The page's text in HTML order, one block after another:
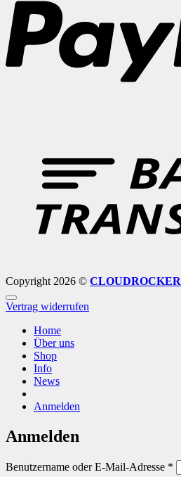
Copyright 2026 © CLOUDROCKER
Vertrag widerrufen
Home
Über uns
Shop
Info
News
Anmelden
Anmelden
Benutzername oder E-Mail-Adresse *